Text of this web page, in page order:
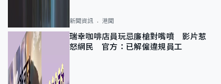
新聞資訊 港聞
瑞幸咖啡店員玩忌廉槍對嘴噴 影片惹
怒網民 官方：已解僱違規員工